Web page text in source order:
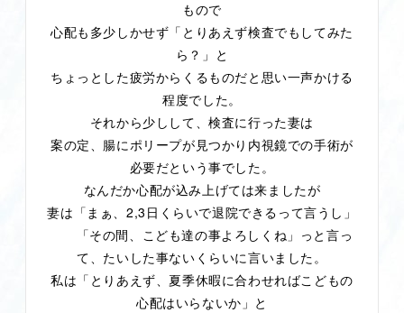
もので
心配も多少しかせず「とりあえず検査でもしてみた
ら？」と
ちょっとした疲労からくるものだと思い一声かける
程度でした。
それから少しして、検査に行った妻は
案の定、腸にポリープが見つかり内視鏡での手術が
必要だという事でした。
なんだか心配が込み上げては来ましたが
妻は「まぁ、2,3 日くらいで退院できるって言うし」
「その間、こども達の事よろしくね」っと言っ
て、たいした事ないくらいに言いました。
私は「とりあえず、夏季休暇に合わせればこどもの
心配はいらないか」と